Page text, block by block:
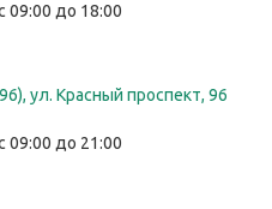
09:00 до 18:00
ул. Красный проспект, 96
09:00 до 21:00